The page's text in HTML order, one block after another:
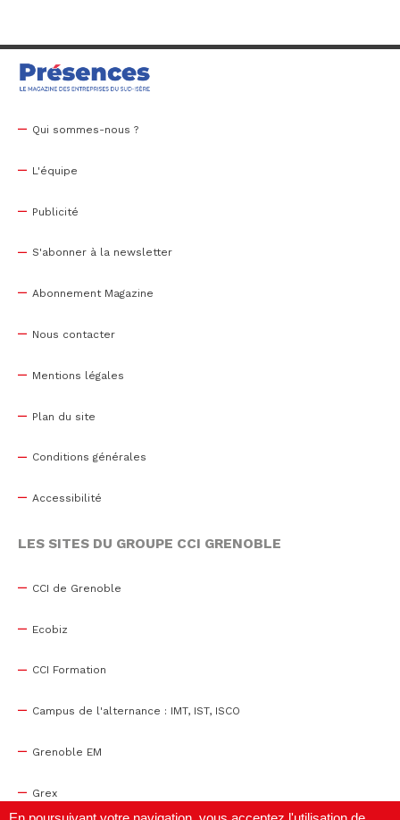
Qui sommes-nous ?
L'équipe
Publicité
S'abonner à la newsletter
Abonnement Magazine
Nous contacter
Mentions légales
Plan du site
Conditions générales
Accessibilité
LES SITES DU GROUPE CCI GRENOBLE
CCI de Grenoble
Ecobiz
CCI Formation
Campus de l'alternance : IMT, IST, ISCO
Grenoble EM
Grex